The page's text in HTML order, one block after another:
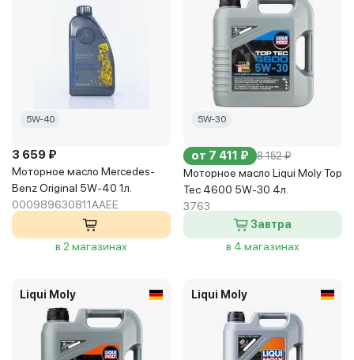
5W-40
3 659 ₽
Моторное масло Mercedes-
Benz Original 5W-40 1л.
000989630811AAEE
в 2 магазинах
5W-30
от 7 411 ₽ 8 152 ₽
Моторное масло Liqui Moly Top
Tec 4600 5W-30 4л.
3763
Завтра
в 4 магазинах
Liqui Moly Liqui Moly